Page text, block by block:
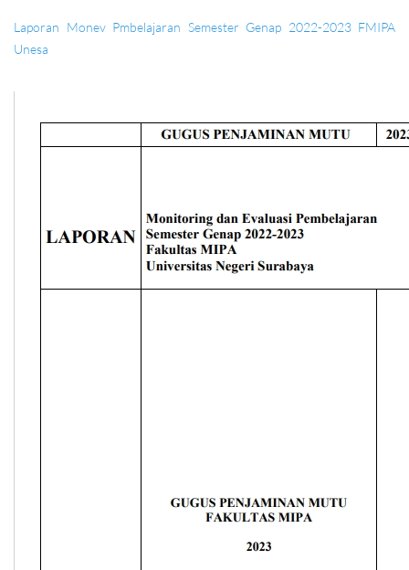
Laporan Monev Pmbelajaran Semester Genap 2022-2023 FMIPA
Unesa